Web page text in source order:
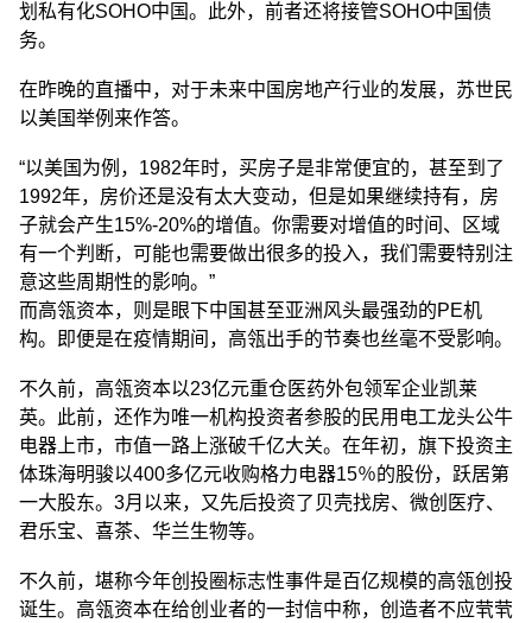
划私有化SOHO中国。此外，前者还将接管SOHO中国债
务。
在昨晚的直播中，对于未来中国房地产行业的发展，苏世民
以美国举例来作答。
“以美国为例，1982年时，买房子是非常便宜的，甚至到了
1992年，房价还是没有太大变动，但是如果继续持有，房
子就会产生15%-20%的增值。你需要对增值的时间、区域
有一个判断，可能也需要做出很多的投入，我们需要特别注
意这些周期性的影响。”
而高瓴资本，则是眼下中国甚至亚洲风头最强劲的PE机
构。即便是在疫情期间，高瓴出手的节奏也丝毫不受影响。
不久前，高瓴资本以23亿元重仓医药外包领军企业凯莱
英。此前，还作为唯一机构投资者参股的民用电工龙头公牛
电器上市，市值一路上涨破千亿大关。在年初，旗下投资主
体珠海明骏以400多亿元收购格力电器15％的股份，跃居第
一大股东。3月以来，又先后投资了贝壳找房、微创医疗、
君乐宝、喜茶、华兰生物等。
不久前，堪称今年创投圈标志性事件是百亿规模的高瓴创投
诞生。高瓴资本在给创业者的一封信中称，创造者不应茕茕